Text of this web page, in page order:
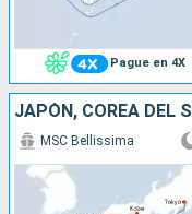
Pague en 4X
JAPÓN, COREA DEL
MSC Bellissima